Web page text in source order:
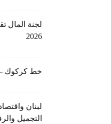
لجنة المال
2026
خط كركوك –
التجميل